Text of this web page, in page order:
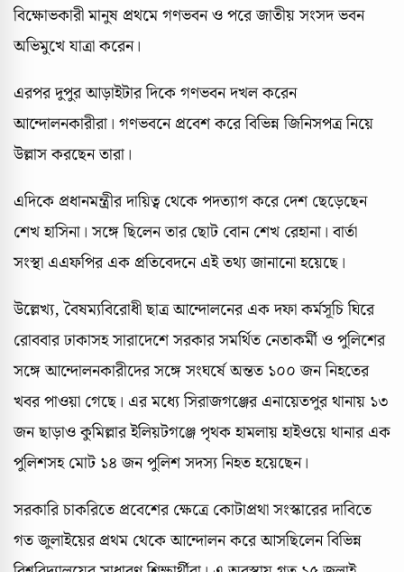
বিক্ষোভকারী মানুষ প্রথমে গণভবন ও পরে জাতীয় সংসদ ভবন
অভিমুখে যাত্রা করেন।
এরপর দুপুর আড়াইটার দিকে গণভবন দখল করেন
আন্দোলনকারীরা। গণভবনে প্রবেশ করে বিভিন্ন জিনিসপত্র নিয়ে
উল্লাস করছেন তারা।
এদিকে প্রধানমন্ত্রীর দায়িত্ব থেকে পদত্যাগ করে দেশ ছেড়েছেন
শেখ হাসিনা। সঙ্গে ছিলেন তার ছোট বোন শেখ রেহানা। বার্তা
সংস্থা এএফপির এক প্রতিবেদনে এই তথ্য জানানো হয়েছে।
উল্লেখ্য, বৈষম্যবিরোধী ছাত্র আন্দোলনের এক দফা কর্মসূচি ঘিরে
রোববার ঢাকাসহ সারাদেশে সরকার সমর্থিত নেতাকর্মী ও পুলিশের
সঙ্গে আন্দোলনকারীদের সঙ্গে সংঘর্ষে অন্তত ১০০ জন নিহতের
খবর পাওয়া গেছে। এর মধ্যে সিরাজগঞ্জের এনায়েতপুর থানায় ১৩
জন ছাড়াও কুমিল্লার ইলিয়টগঞ্জে পৃথক হামলায় হাইওয়ে থানার এক
পুলিশসহ মোট ১৪ জন পুলিশ সদস্য নিহত হয়েছেন।
সরকারি চাকরিতে প্রবেশের ক্ষেত্রে কোটাপ্রথা সংস্কারের দাবিতে
গত জুলাইয়ের প্রথম থেকে আন্দোলন করে আসছিলেন বিভিন্ন